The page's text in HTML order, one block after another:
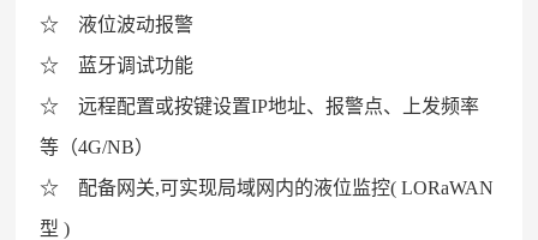
☆ 液位波动报警
☆ 蓝牙调试功能
☆ 远程配置或按键设置IP地址、报警点、上发频率
等（4G/NB）
☆ 配备网关,可实现局域网内的液位监控( LORaWAN
型 )